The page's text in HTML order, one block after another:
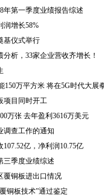
年第一季度业绩报告综述
润增长58%
基仪式举行
析，33家企业营收齐增长！
150万平方米 将在5G时代大展
项目同时开工
万张 去年盈利3616万美元
调查工作的通知
亿，净利润10.75亿
三季度业绩综述
覆铜板进出口情况
铜板技术”通过鉴定